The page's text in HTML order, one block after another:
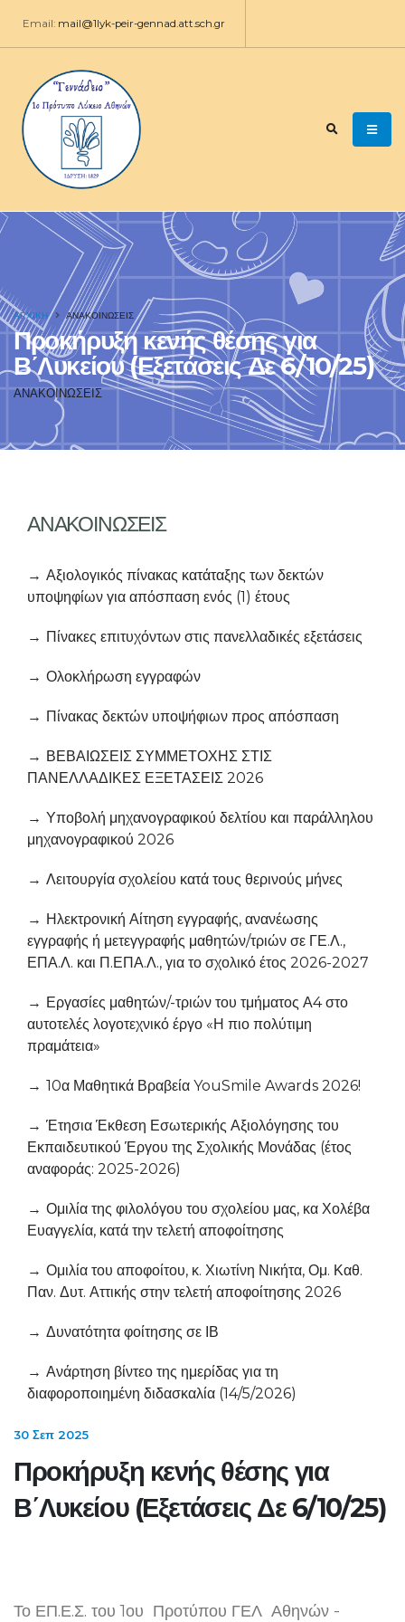
Email: mail@1lyk-peir-gennad.att.sch.gr
Προκήρυξη κενής θέσης για
Β΄Λυκείου (Εξετάσεις Δε 6/10/25)
ΑΝΑΚΟΙΝΩΣΕΙΣ
ΑΡΧΙΚΉ ΑΝΑΚΟΙΝΩΣΕΙΣ
ΑΝΑΚΟΙΝΩΣΕΙΣ
Αξιολογικός πίνακας κατάταξης των δεκτών
υποψηφίων για απόσπαση ενός (1) έτους
Πίνακες επιτυχόντων στις πανελλαδικές εξετάσεις
Ολοκλήρωση εγγραφών
Πίνακας δεκτών υποψήφιων προς απόσπαση
ΒΕΒΑΙΩΣΕΙΣ ΣΥΜΜΕΤΟΧΗΣ ΣΤΙΣ
ΠΑΝΕΛΛΑΔΙΚΕΣ ΕΞΕΤΑΣΕΙΣ 2026
Υποβολή μηχανογραφικού δελτίου και παράλληλου
μηχανογραφικού 2026
Λειτουργία σχολείου κατά τους θερινούς μήνες
Ηλεκτρονική Αίτηση εγγραφής, ανανέωσης
εγγραφής ή μετεγγραφής μαθητών/τριών σε ΓΕ.Λ.,
ΕΠΑ.Λ. και Π.ΕΠΑ.Λ., για το σχολικό έτος 2026-2027
Εργασίες μαθητών/-τριών του τμήματος Α4 στο
αυτοτελές λογοτεχνικό έργο «Η πιο πολύτιμη
πραμάτεια»
10α Μαθητικά Βραβεία YouSmile Awards 2026!
Έτησια Έκθεση Εσωτερικής Αξιολόγησης του
Εκπαιδευτικού Έργου της Σχολικής Μονάδας (έτος
αναφοράς: 2025-2026)
Ομιλία της φιλολόγου του σχολείου μας, κα Χολέβα
Ευαγγελία, κατά την τελετή αποφοίτησης
Ομιλία του αποφοίτου, κ. Χιωτίνη Νικήτα, Ομ. Καθ.
Παν. Δυτ. Αττικής στην τελετή αποφοίτησης 2026
Δυνατότητα φοίτησης σε ΙΒ
Ανάρτηση βίντεο της ημερίδας για τη
διαφοροποιημένη διδασκαλία (14/5/2026)
30 Σεπ 2025
Προκήρυξη κενής θέσης για
Β΄Λυκείου (Εξετάσεις Δε 6/10/25)
Το ΕΠ.Ε.Σ. του 1ου Προτύπου ΓΕΛ Αθηνών -